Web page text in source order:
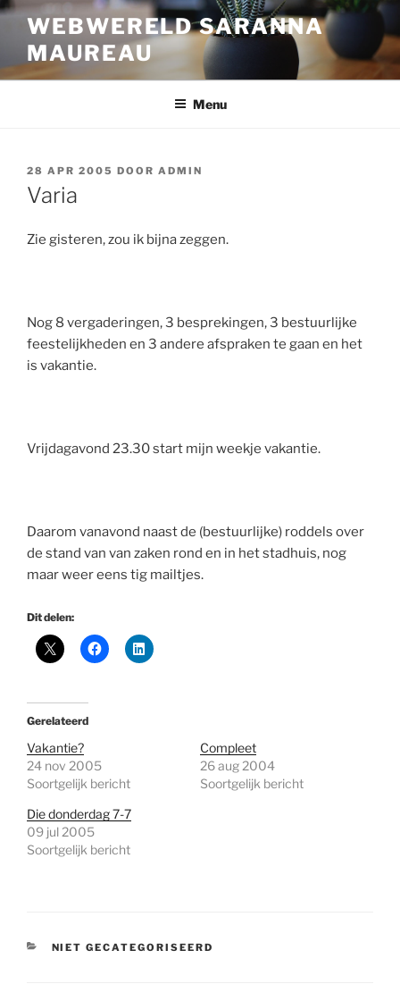
Ga
inhoud
WEBWERELD SARANNA
MAUREAU
Menu
GEPLAATST
OP
28 APR 2005 DOOR ADMIN
Varia
Zie gisteren, zou ik bijna zeggen.
Nog 8 vergaderingen, 3 besprekingen, 3 bestuurlijke
feestelijkheden en 3 andere afspraken te gaan en het
is vakantie.
Vrijdagavond 23.30 start mijn weekje vakantie.
Daarom vanavond naast de (bestuurlijke) roddels over
de stand van van zaken rond en in het stadhuis, nog
maar weer eens tig mailtjes.
Dit delen:
Gerelateerd
Vakantie?
24 nov 2005
Soortgelijk bericht
Compleet
26 aug 2004
Soortgelijk bericht
Die donderdag 7-7
09 jul 2005
Soortgelijk bericht
CATEGORIEËN
NIET GECATEGORISEERD